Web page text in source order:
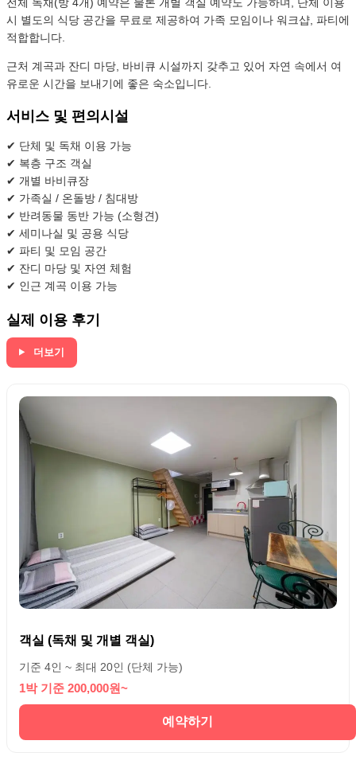
시 별도의 식당 공간을 무료로 제공하여 가족 모임이나 워크샵, 파티에
적합합니다.
근처 계곡과 잔디 마당, 바비큐 시설까지 갖추고 있어 자연 속에서 여
유로운 시간을 보내기에 좋은 숙소입니다.
서비스 및 편의시설
✔ 단체 및 독채 이용 가능
✔ 복층 구조 객실
✔ 개별 바비큐장
✔ 가족실 / 온돌방 / 침대방
✔ 반려동물 동반 가능 (소형견)
✔ 세미나실 및 공용 식당
✔ 파티 및 모임 공간
✔ 잔디 마당 및 자연 체험
✔ 인근 계곡 이용 가능
실제 이용 후기
더보기
객실 (독채 및 개별 객실)
기준 4인 ~ 최대 20인 (단체 가능)
1박 기준 200,000원~
예약하기